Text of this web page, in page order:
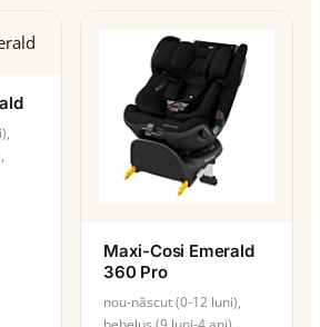
Maxi-Cosi Emerald
360 Pro
nou-născut (0-12 luni),